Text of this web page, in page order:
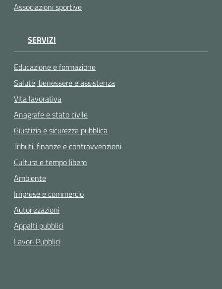
Associazioni sportive
SERVIZI
Educazione e formazione
Salute, benessere e assistenza
Vita lavorativa
Anagrafe e stato civile
Giustizia e sicurezza pubblica
Tributi, finanze e contravvenzioni
Cultura e tempo libero
Ambiente
Imprese e commercio
Autorizzazioni
Appalti pubblici
Lavori Pubblici